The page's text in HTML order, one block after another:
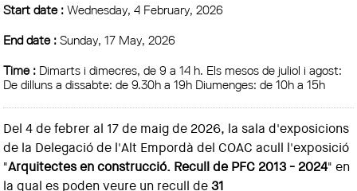
Start date :Wednesday, 4 February, 2026
End date :Sunday, 17 May, 2026
Time : Dimarts i dimecres, de 9 a 14 h. Els mesos de juliol i agost:
De dilluns a dissabte: de 9.30h a 19h Diumenges: de 10h a 15h
Del 4 de febrer al 17 de maig de 2026, la sala d'exposicions
de la Delegació de l'Alt Empordà del COAC acull l'exposició
"Arquitectes en construcció. Recull de PFC 2013 - 2024" en
la qual es poden veure un recull de31